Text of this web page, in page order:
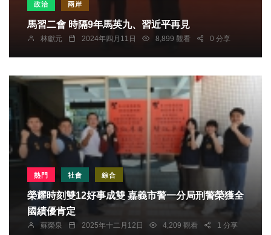
政治 兩岸
馬習二會 時隔9年馬英九、習近平再見
林獻元 2024年四月11日 8,899 觀看 0 分享
熱門 社會 綜合
榮耀時刻雙12好事成雙 嘉義市警一分局刑警榮獲全
國績優肯定
蘇榮泉 2025年十二月12日 4,209 觀看 1 分享